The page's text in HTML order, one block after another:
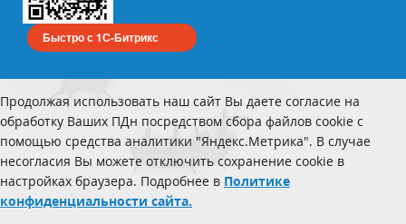
Быстро с 1С-Битрикс
Продолжая использовать наш сайт Вы даете согласие на
обработку Ваших ПДн посредством сбора файлов cookie с
помощью средства аналитики "Яндекс.Метрика". В случае
несогласия Вы можете отключить сохранение cookie в
настройках браузера. Подробнее в Политике
конфиденциальности сайта.